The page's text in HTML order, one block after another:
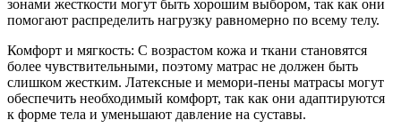
зонами жесткости могут быть хорошим выбором, так как они
помогают распределить нагрузку равномерно по всему телу.
Комфорт и мягкость: С возрастом кожа и ткани становятся
более чувствительными, поэтому матрас не должен быть
слишком жестким. Латексные и мемори-пены матрасы могут
обеспечить необходимый комфорт, так как они адаптируются
к форме тела и уменьшают давление на суставы.